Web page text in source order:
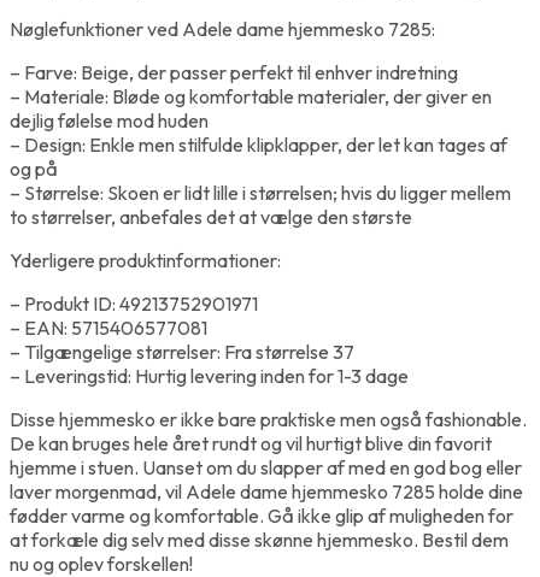
Nøglefunktioner ved Adele dame hjemmesko 7285:
– Farve: Beige, der passer perfekt til enhver indretning
– Materiale: Bløde og komfortable materialer, der giver en
dejlig følelse mod huden
– Design: Enkle men stilfulde klipklapper, der let kan tages af
og på
– Størrelse: Skoen er lidt lille i størrelsen; hvis du ligger mellem
to størrelser, anbefales det at vælge den største
Yderligere produktinformationer:
– Produkt ID: 49213752901971
– EAN: 5715406577081
– Tilgængelige størrelser: Fra størrelse 37
– Leveringstid: Hurtig levering inden for 1-3 dage
Disse hjemmesko er ikke bare praktiske men også fashionable.
De kan bruges hele året rundt og vil hurtigt blive din favorit
hjemme i stuen. Uanset om du slapper af med en god bog eller
laver morgenmad, vil Adele dame hjemmesko 7285 holde dine
fødder varme og komfortable. Gå ikke glip af muligheden for
at forkæle dig selv med disse skønne hjemmesko. Bestil dem
nu og oplev forskellen!